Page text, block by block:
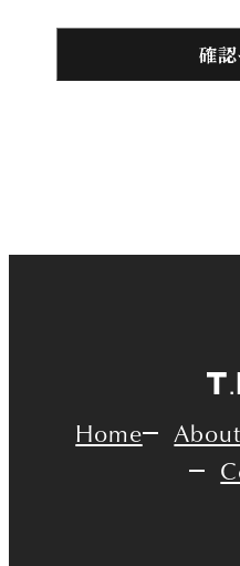
第3条（個人情報
利用規約に違反した
するため
ユーザーにご自身の
Home About